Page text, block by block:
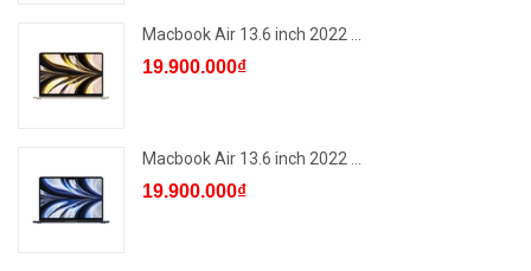
Macbook Air 13.6 inch 2022 ...
19.900.000₫
Macbook Air 13.6 inch 2022 ...
19.900.000₫